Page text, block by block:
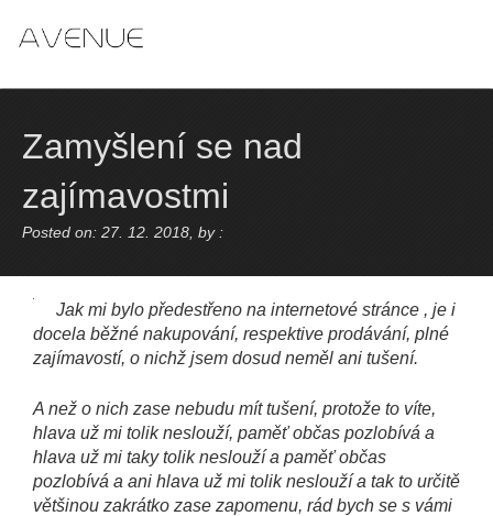
Zamyšlení se nad
zajímavostmi
Posted on: 27. 12. 2018, by :
Jak mi bylo předestřeno na internetové stránce , je i
docela běžné nakupování, respektive prodávání, plné
zajímavostí, o nichž jsem dosud neměl ani tušení.
A než o nich zase nebudu mít tušení, protože to víte,
hlava už mi tolik neslouží, paměť občas pozlobívá a
hlava už mi taky tolik neslouží a paměť občas
pozlobívá a ani hlava už mi tolik neslouží a tak to určitě
většinou zakrátko zase zapomenu, rád bych se s vámi